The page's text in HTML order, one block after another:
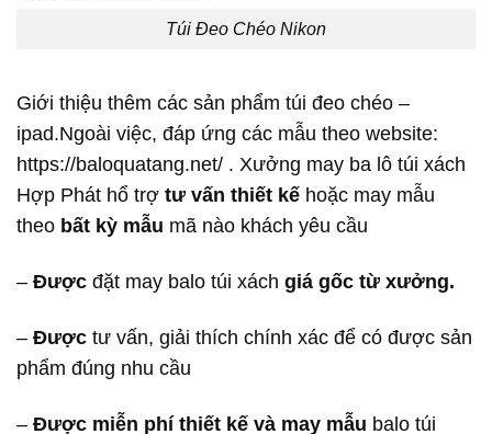
Túi Đeo Chéo Nikon
Giới thiệu thêm các sản phẩm túi đeo chéo –
ipad.Ngoài việc, đáp ứng các mẫu theo website:
https://baloquatang.net/ . Xưởng may ba lô túi xách
Hợp Phát hổ trợ tư vấn thiết kế hoặc may mẫu
theo bất kỳ mẫu mã nào khách yêu cầu
– Được đặt may balo túi xách giá gốc từ xưởng.
– Được tư vấn, giải thích chính xác để có được sản
phẩm đúng nhu cầu
– Được miễn phí thiết kế và may mẫu balo túi